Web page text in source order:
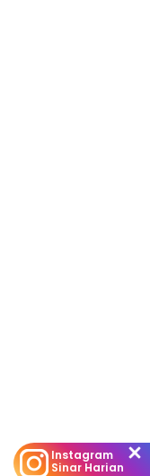
Instagram
Sinar Harian